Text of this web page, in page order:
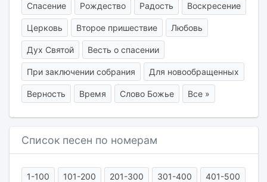
Спасение Рождество Радость Воскресение
Церковь Второе пришествие Любовь
Дух Святой Весть о спасении
При заключении собрания Для новообращенных
Верность Время Слово Божье Все »
Список песен по номерам
1-100 101-200 201-300 301-400 401-500